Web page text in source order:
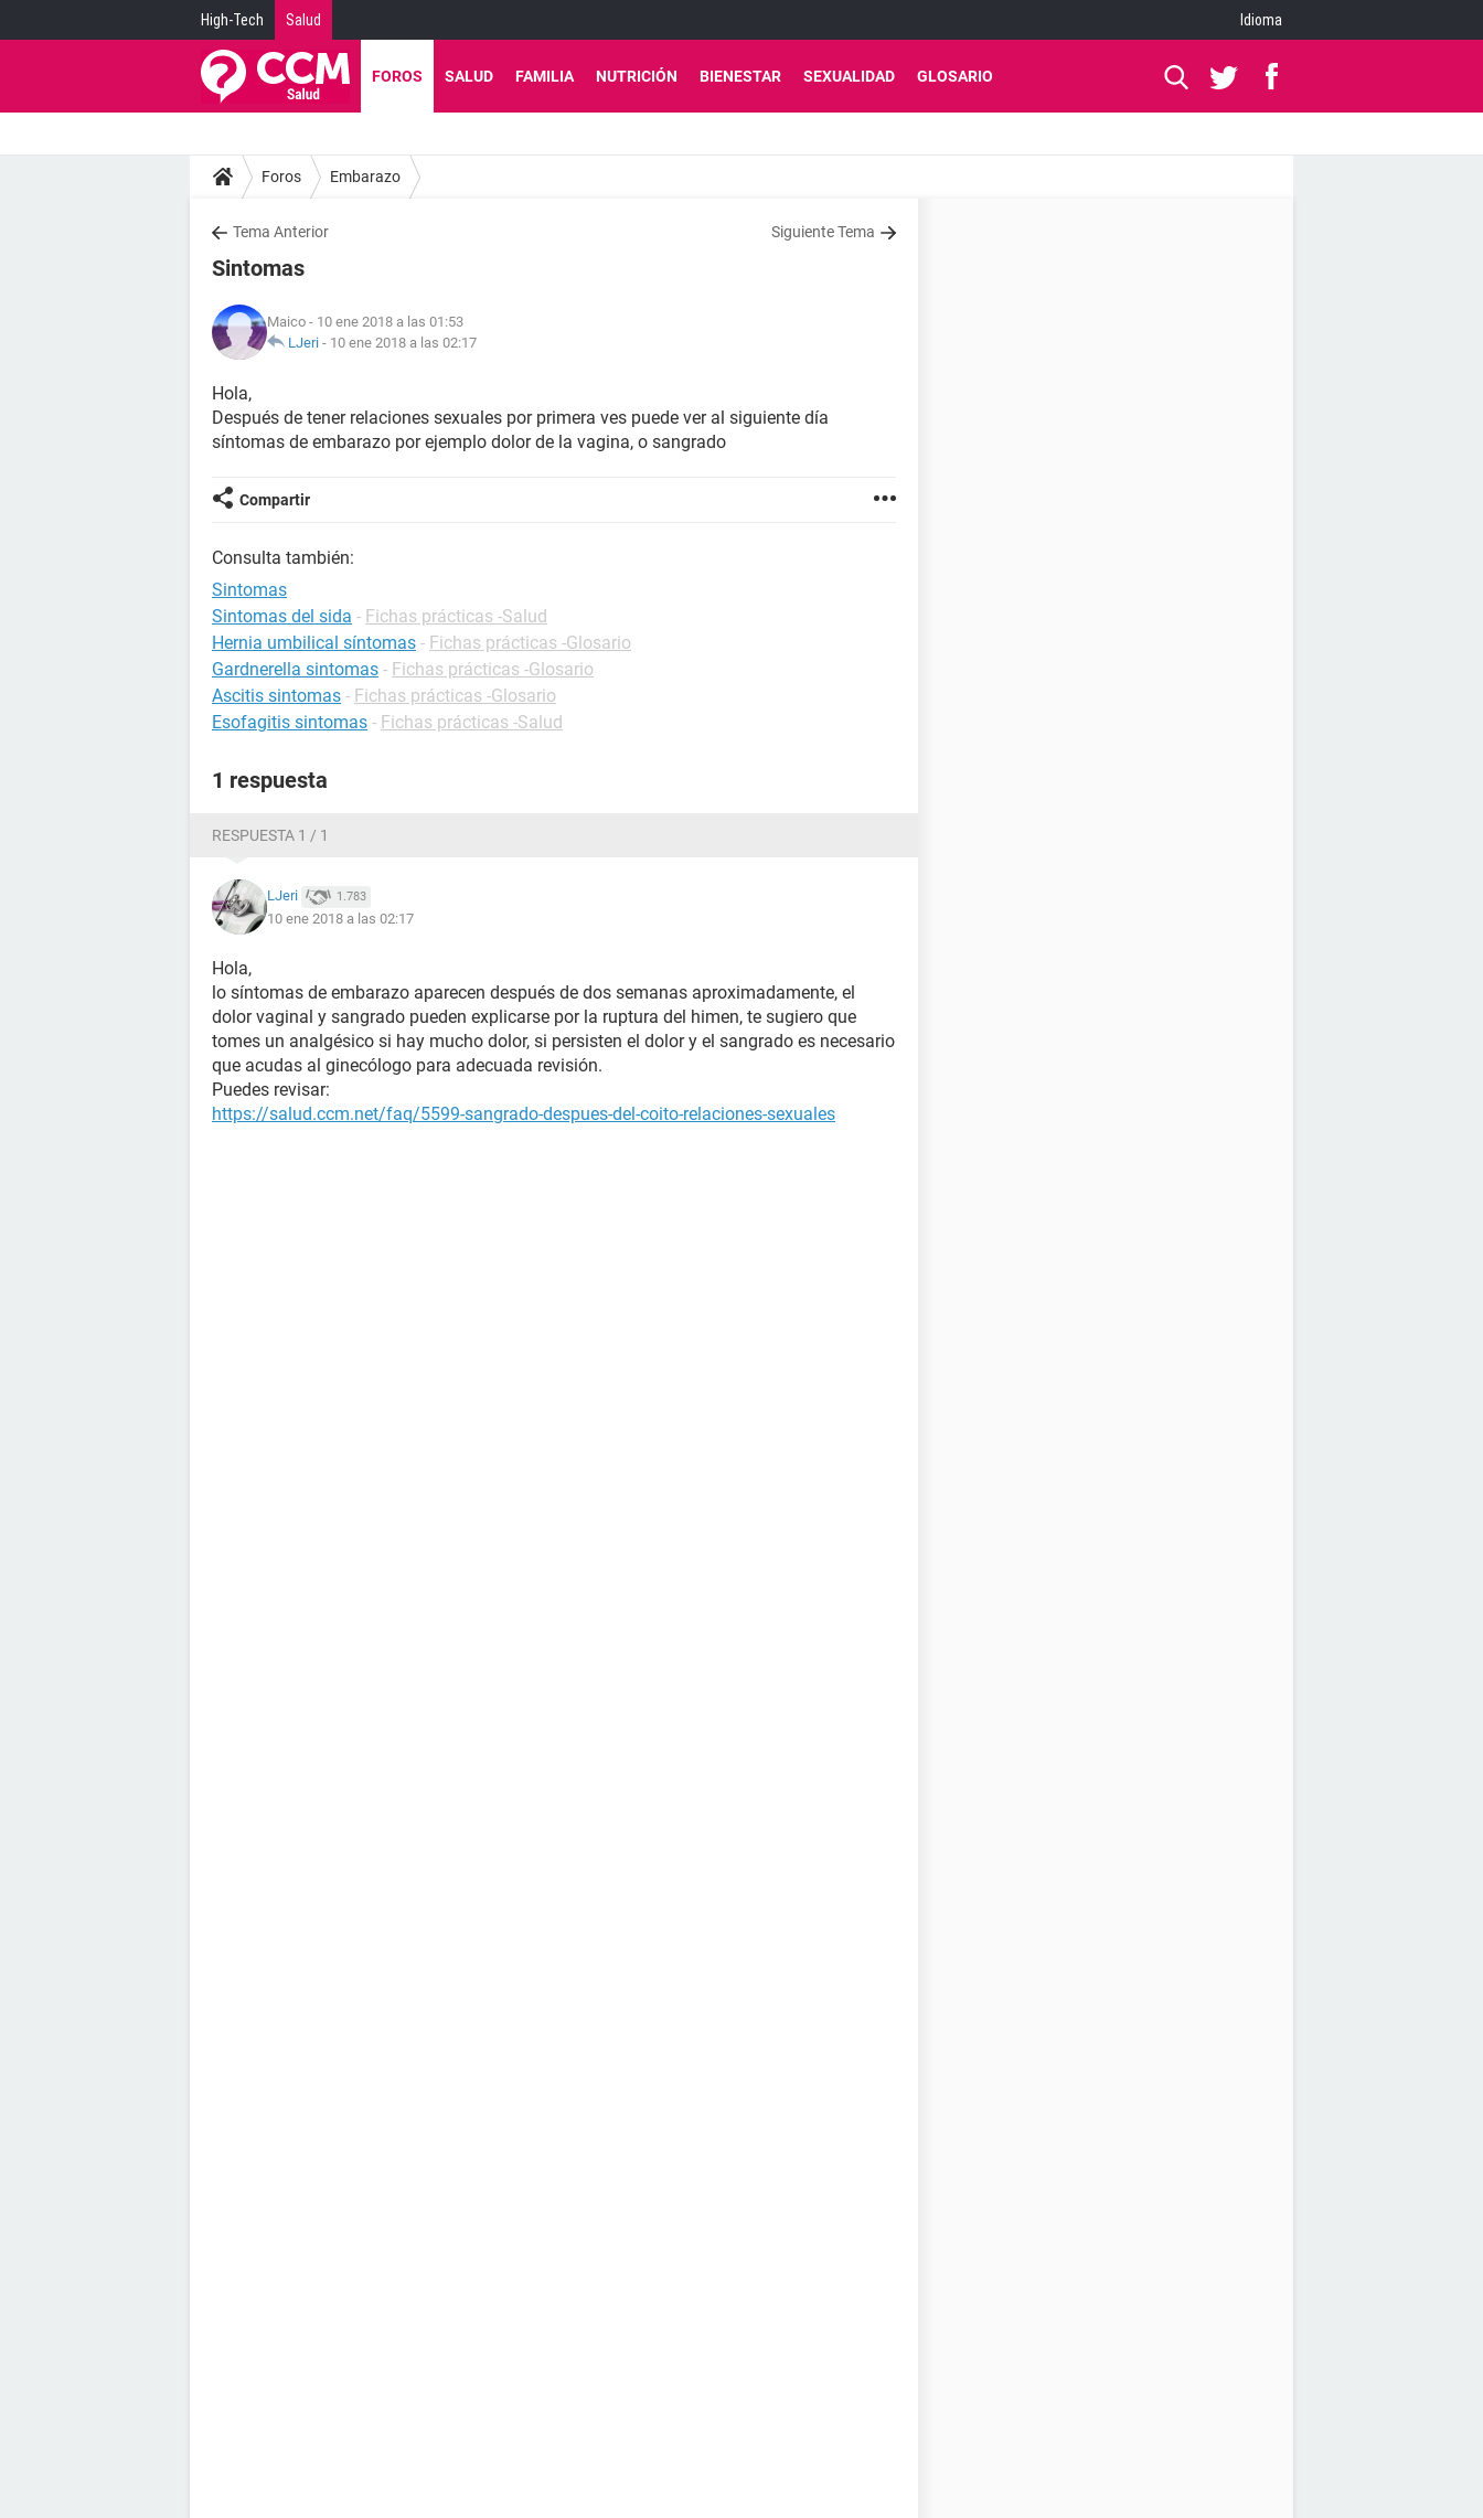
High-Tech Salud Idioma
FOROS SALUD FAMILIA NUTRICIÓN BIENESTAR SEXUALIDAD GLOSARIO
Foros Embarazo
Tema Anterior Siguiente Tema
Sintomas
Maico - 10 ene 2018 a las 01:53
LJeri - 10 ene 2018 a las 02:17
Hola,
Después de tener relaciones sexuales por primera ves puede ver al siguiente día
síntomas de embarazo por ejemplo dolor de la vagina, o sangrado
Compartir
Consulta también:
Sintomas
Sintomas del sida - Fichas prácticas -Salud
Hernia umbilical síntomas - Fichas prácticas -Glosario
Gardnerella sintomas - Fichas prácticas -Glosario
Ascitis sintomas - Fichas prácticas -Glosario
Esofagitis sintomas - Fichas prácticas -Salud
1 respuesta
RESPUESTA 1 / 1
LJeri 1.783
10 ene 2018 a las 02:17
Hola,
lo síntomas de embarazo aparecen después de dos semanas aproximadamente, el
dolor vaginal y sangrado pueden explicarse por la ruptura del himen, te sugiero que
tomes un analgésico si hay mucho dolor, si persisten el dolor y el sangrado es necesario
que acudas al ginecólogo para adecuada revisión.
Puedes revisar:
https://salud.ccm.net/faq/5599-sangrado-despues-del-coito-relaciones-sexuales